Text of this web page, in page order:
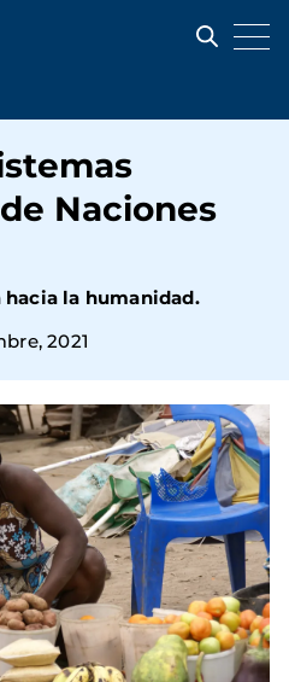
Naciones
la humanidad.
2021